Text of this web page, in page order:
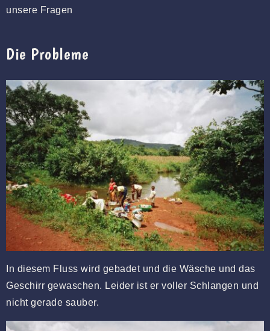
unsere Fragen
Die Probleme
In diesem Fluss wird gebadet und die Wäsche und das
Geschirr gewaschen. Leider ist er voller Schlangen und
nicht gerade sauber.